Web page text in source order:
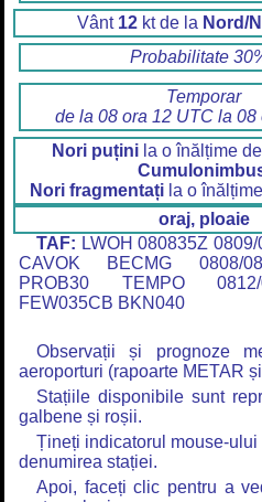
Vânt 12kt de la Nord/
Probabilitate
Temporar
de la 08 ora 12 UTC la 08
Nori puținila o înălțime de
Nori fragmentațila o
oraj, ploaie
TAF: LWOH 080835Z
CAVOK BECMG 0808/
PROB30 TEMPO
FEW035CB BKN040
Observații și prognoze
aeroporturi (rapoarte METAR
Stațiile disponibile sunt
galbene și roșii.
Țineți indicatorul mouse-
denumirea stației.
Apoi, faceți clic pentru a